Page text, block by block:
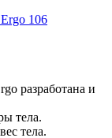
106
разработана и
тела.
тела.